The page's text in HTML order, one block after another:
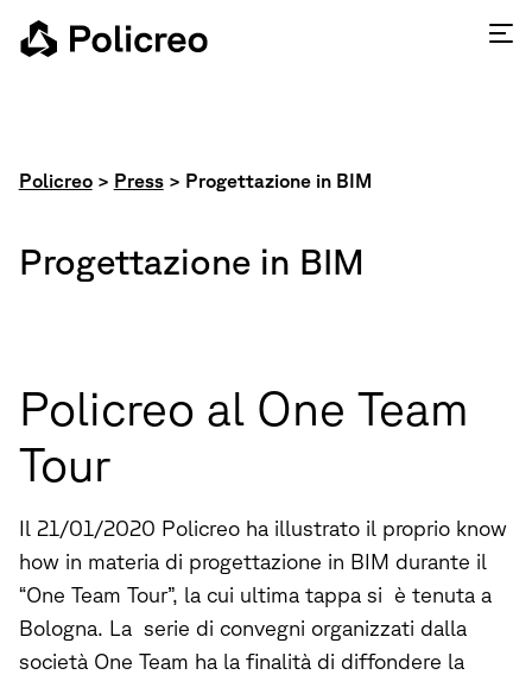
Policreo> Press> Progettazione in BIM
Progettazione in BIM
Policreo al One Team
Tour
Il 21/01/2020 Policreo ha illustrato il proprio know
how in materia di progettazione in BIM durante il
“One Team Tour”, la cui ultima tappa si è tenuta a
Bologna. La serie di convegni organizzati dalla
società One Team ha la finalità di diffondere la